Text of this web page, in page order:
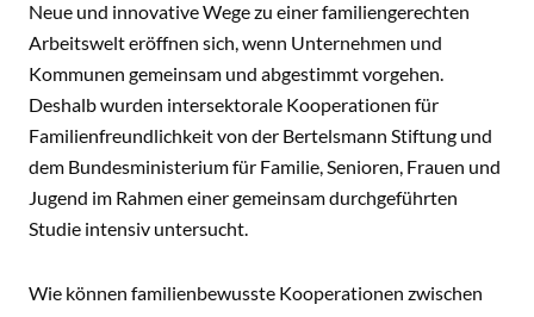
Neue und innovative Wege zu einer familiengerechten
Arbeitswelt eröffnen sich, wenn Unternehmen und
Kommunen gemeinsam und abgestimmt vorgehen.
Deshalb wurden intersektorale Kooperationen für
Familienfreundlichkeit von der Bertelsmann Stiftung und
dem Bundesministerium für Familie, Senioren, Frauen und
Jugend im Rahmen einer gemeinsam durchgeführten
Studie intensiv untersucht.
Wie können familienbewusste Kooperationen zwischen